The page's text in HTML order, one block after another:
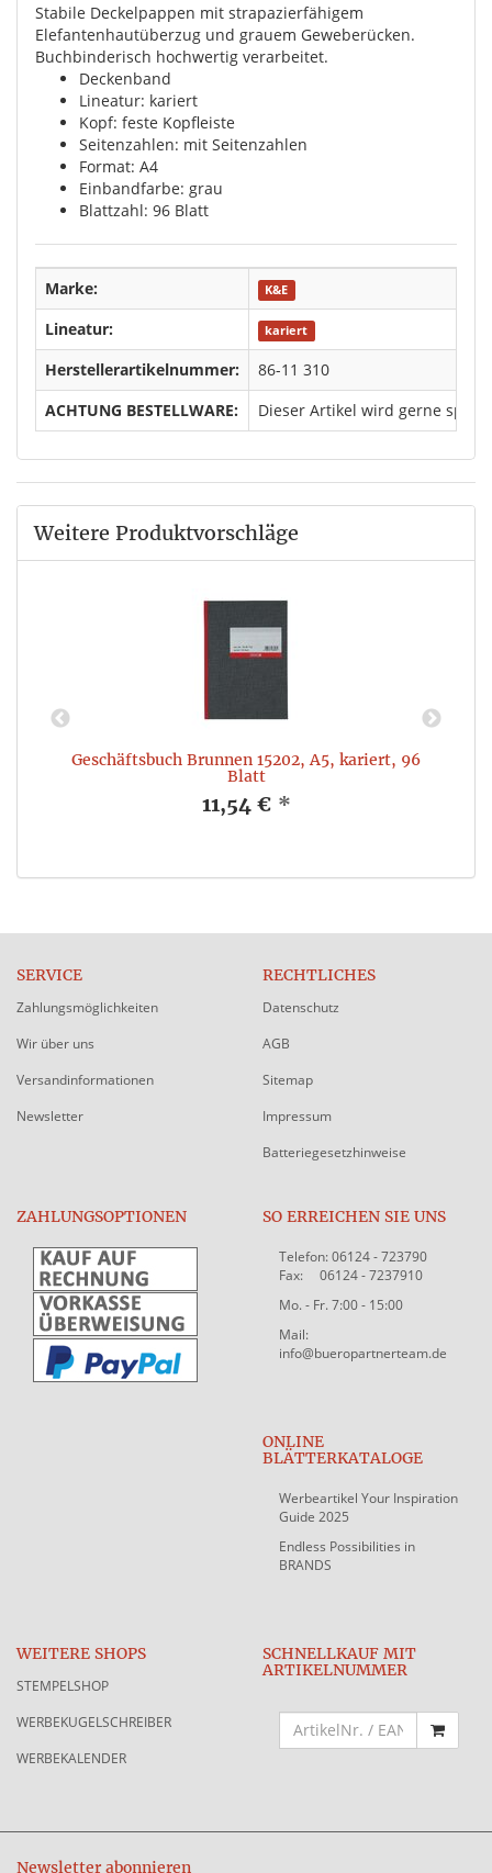
Stabile Deckelpappen mit strapazierfähigem
Elefantenhautüberzug und grauem Geweberücken.
Buchbinderisch hochwertig verarbeitet.
Deckenband
Lineatur: kariert
Kopf: feste Kopfleiste
Seitenzahlen: mit Seitenzahlen
Format: A4
Einbandfarbe: grau
Blattzahl: 96 Blatt
Marke: K&E
Lineatur: kariert
Herstellerartikelnummer:
86-11 310
ACHTUNG BESTELLWARE:
Dieser Artikel wird gerne
Weitere Produktvorschläge
Geschäftsbuch Brunnen 15202, A5, kariert, 96
Blatt
11,54 € *
SERVICE
Zahlungsmöglichkeiten
Wir über uns
Versandinformationen
Newsletter
RECHTLICHES
Datenschutz
AGB
Sitemap
Impressum
Batteriegesetzhinweise
ZAHLUNGSOPTIONEN SO ERREICHEN SIE UNS
Telefon: 06124 - 723790
Fax: 06124 - 7237910
Mo. - Fr. 7:00 - 15:00
Mail:
info@bueropartnerteam.de
ONLINE
BLÄTTERKATALOGE
Werbeartikel Your Inspiration
Guide 2025
Endless Possibilities in
BRANDS
WEITERE SHOPS
STEMPELSHOP
WERBEKUGELSCHREIBER
WERBEKALENDER
SCHNELLKAUF MIT
ARTIKELNUMMER
Newsletter abonnieren